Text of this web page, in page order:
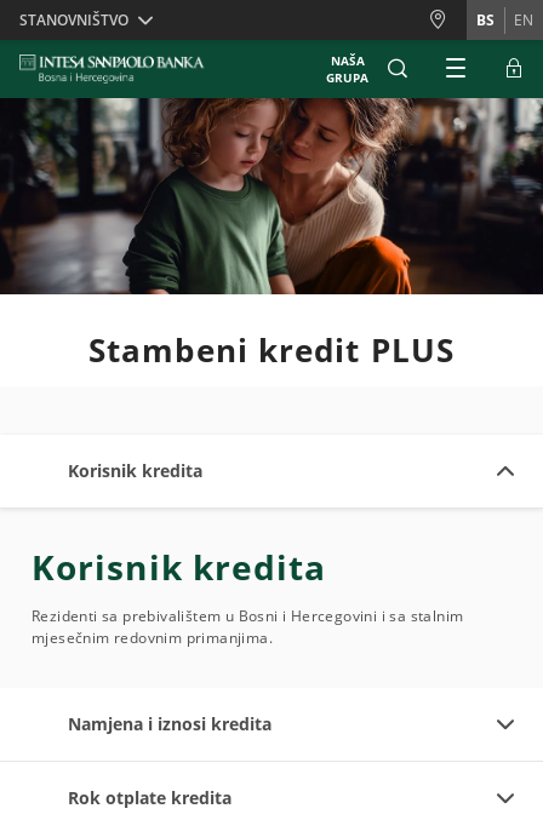
Skiplinks
STANOVNIŠTVO BS EN
NAŠA
GRUPA
Stambeni kredit PLUS
Korisnik kredita
Korisnik kredita
Rezidenti sa prebivalištem u Bosni i Hercegovini i sa stalnim
mjesečnim redovnim primanjima.
Namjena i iznosi kredita
Rok otplate kredita